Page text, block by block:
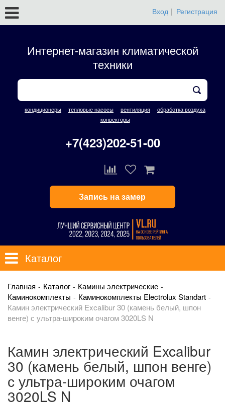
Вход | Регистрация
Интернет-магазин климатической
техники
кондиционеры тепловые насосы вентиляция
обработка воздуха
конвекторы
+7(423)202-51-00
Запись на замер
Каталог
Главная Каталог
Камины электрические
Каминокомплекты
Каминокомплекты Electrolux Standart
Камин электрический Excalibur 30 (камень белый, шпон
венге) с ультра-широким очагом 3020LS N
Камин электрический Excalibur
30 (камень белый, шпон венге)
с ультра-широким очагом
3020LS N